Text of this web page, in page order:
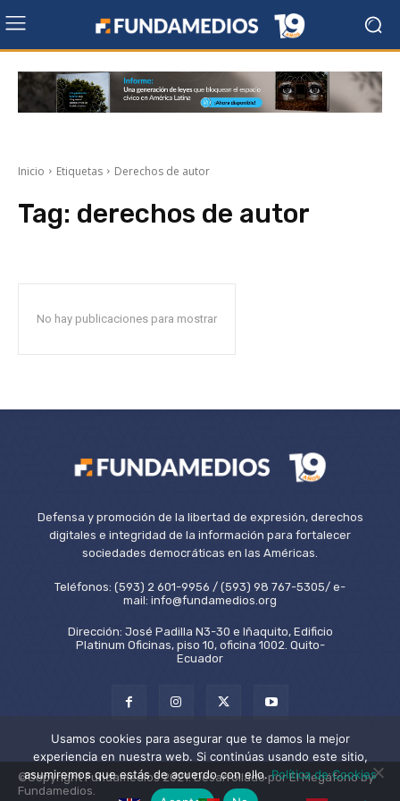
Inicio Etiquetas Derechos de autor
Tag: derechos de autor
No hay publicaciones para mostrar
Defensa y promoción de la libertad de expresión, derechos
digitales e integridad de la información para fortalecer
sociedades democráticas en las Américas.
Teléfonos: (593) 2 601-9956 / (593) 98 767-5305/ e-
mail: info@fundamedios.org
Dirección: José Padilla N3-30 e Iñaquito, Edificio
Platinum Oficinas, piso 10, oficina 1002. Quito-
Ecuador
©Copyright Fundamedios 2021. Desarrollado por El Megáfono by
Fundamedios.
Usamos cookies para asegurar que te damos la mejor
experiencia en nuestra web. Si continúas usando este sitio,
asumiremos que estás de acuerdo con ello.Política de Cookies